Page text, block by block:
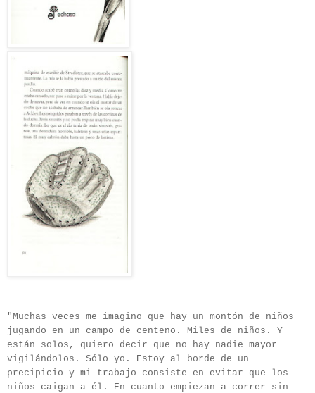
"Muchas veces me imagino que hay un montón de niños
jugando en un campo de centeno. Miles de niños. Y
están solos, quiero decir que no hay nadie mayor
vigilándolos. Sólo yo. Estoy al borde de un
precipicio y mi trabajo consiste en evitar que los
niños caigan a él. En cuanto empiezan a correr sin